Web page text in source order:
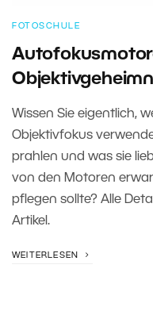
FOTOSCHULE
Wissen Sie eigentlich,
Objektivfokus
prahlen und was sie
von den Motoren
pflegen sollte? Alle
Artikel.
WEITERLESEN